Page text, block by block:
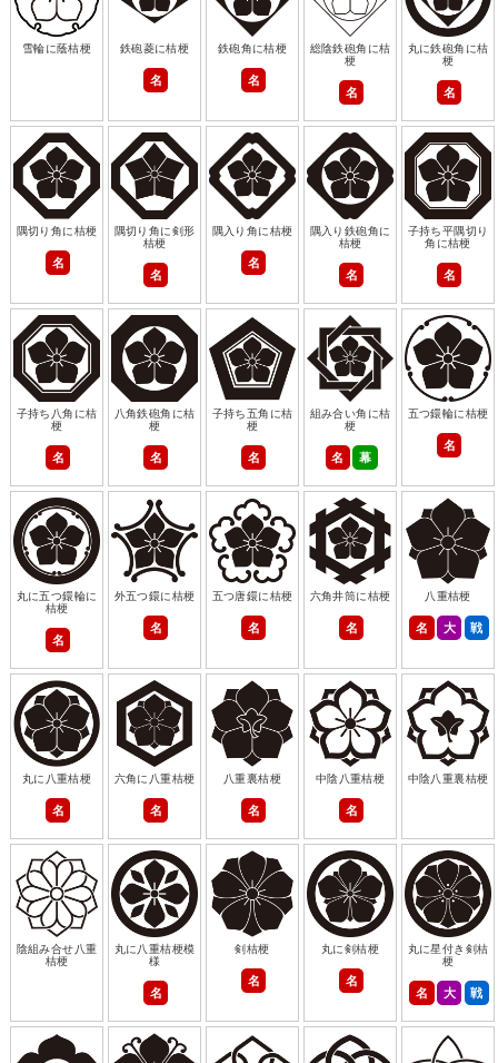
雪輪に蔭桔梗 鉄砲菱に桔梗
名
鉄砲角に桔梗
名
総陰鉄砲角に桔
梗
名
丸に鉄砲角に桔
梗
名
隅切り角に桔梗
名
隅切り角に剣形
桔梗
名
隅入り角に桔梗
名
隅入り鉄砲角に
桔梗
名
子持ち平隅切り
角に桔梗
名
子持ち八角に桔
梗
名
八角鉄砲角に桔
梗
名
子持ち五角に桔
梗
名
組み合い角に桔
梗
名 幕
五つ鐶輪に桔梗
名
丸に五つ鐶輪に
桔梗
名
外五つ鐶に桔梗
名
五つ唐鐶に桔梗
名
六角井筒に桔梗
名
八重桔梗
名 大 戦
丸に八重桔梗
名
六角に八重桔梗
名
八重裏桔梗
名
中陰八重桔梗
名
中陰八重裏桔梗
陰組み合せ八重
桔梗
丸に八重桔梗模
様
名
剣桔梗
名
丸に剣桔梗
名
丸に星付き剣桔
梗
名 大 戦